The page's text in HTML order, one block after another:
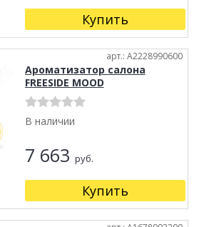
Купить
арт.: A2228990600
Ароматизатор салона
FREESIDE MOOD
В наличии
7 663 руб.
Купить